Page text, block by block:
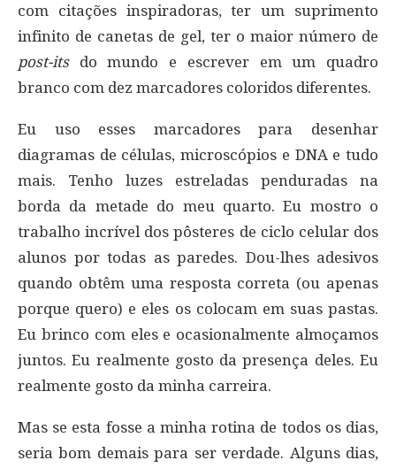
com citações inspiradoras, ter um suprimento
infinito de canetas de gel, ter o maior número de
post-itsdo mundo e escrever em um quadro
branco com dez marcadores coloridos diferentes.
Eu uso esses marcadores para desenhar
diagramas de células, microscópios e DNA e tudo
mais. Tenho luzes estreladas penduradas na
borda da metade do meu quarto. Eu mostro o
trabalho incrível dos pôsteres de ciclo celular dos
alunos por todas as paredes. Dou-lhes adesivos
quando obtêm uma resposta correta (ou apenas
porque quero) e eles os colocam em suas pastas.
Eu brinco com eles e ocasionalmente almoçamos
juntos. Eu realmente gosto da presença deles. Eu
realmente gosto da minha carreira.
Mas se esta fosse a minha rotina de todos os dias,
seria bom demais para ser verdade. Alguns dias,